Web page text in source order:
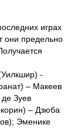
играх
они предельно
-
– Макеев
Зуев
– Дзюба
Эменике